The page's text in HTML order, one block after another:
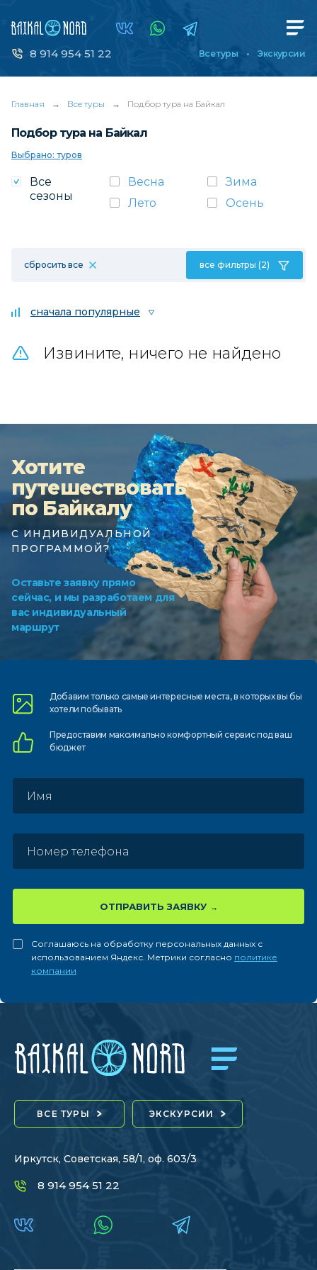
8 914 954 51 22 Все туры Экскурсии
Главная → Все туры → Подбор тура на Байкал
Подбор тура на Байкал
Выбрано: туров
Все
сезоны
Весна
Зима
Лето
Осень
сбросить все все фильтры (2)
сначала популярные
Извините, ничего не найдено
Хотите
путешествовать
по Байкалу
С ИНДИВИДУАЛЬНОЙ
ПРОГРАММОЙ?
Оставьте заявку прямо
сейчас, и мы разработаем для
вас индивидуальный
маршрут
Добавим только самыеинтересные места, в которыхвы бы
хотели побывать
Предоставим максимально комфортныйсервис под ваш
бюджет
ОТПРАВИТЬ ЗАЯВКУ
Соглашаюсь на обработку персональных данных с
использованием Яндекс. Метрики согласно политике
компании
ВСЕ ТУРЫ ЭКСКУРСИИ
Иркутск, Советская, 58/1, оф. 603/3
8 914 954 51 22